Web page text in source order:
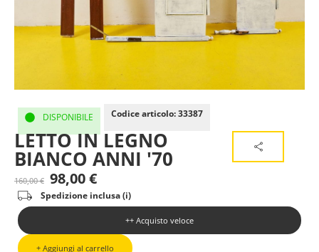
DISPONIBILE Codice articolo: 33387
LETTO IN LEGNO
BIANCO ANNI '70
160,00€ 98,00€
Spedizione inclusa (i)
++ Acquisto veloce
+ Aggiungi al carrello